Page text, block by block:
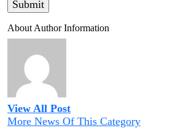
About Author Information
View All Post
More News Of This Category